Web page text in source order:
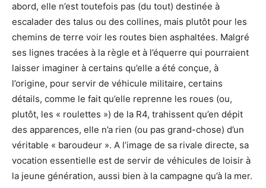
abord, elle n’est toutefois pas (du tout) destinée à
escalader des talus ou des collines, mais plutôt pour les
chemins de terre voir les routes bien asphaltées. Malgré
ses lignes tracées à la règle et à l’équerre qui pourraient
laisser imaginer à certains qu’elle a été conçue, à
l’origine, pour servir de véhicule militaire, certains
détails, comme le fait qu’elle reprenne les roues (ou,
plutôt, les « roulettes ») de la R4, trahissent qu’en dépit
des apparences, elle n’a rien (ou pas grand-chose) d’un
véritable « baroudeur ». A l’image de sa rivale directe, sa
vocation essentielle est de servir de véhicules de loisir à
la jeune génération, aussi bien à la campagne qu’à la mer.